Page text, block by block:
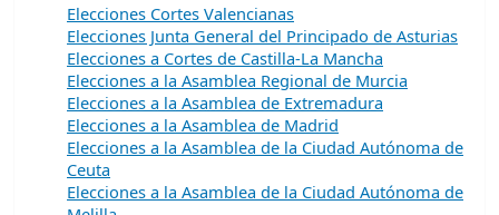
Elecciones Cortes Valencianas
Elecciones Junta General del Principado de Asturias
Elecciones a Cortes de Castilla-La Mancha
Elecciones a la Asamblea Regional de Murcia
Elecciones a la Asamblea de Extremadura
Elecciones a la Asamblea de Madrid
Elecciones a la Asamblea de la Ciudad Autónoma de
Ceuta
Elecciones a la Asamblea de la Ciudad Autónoma de